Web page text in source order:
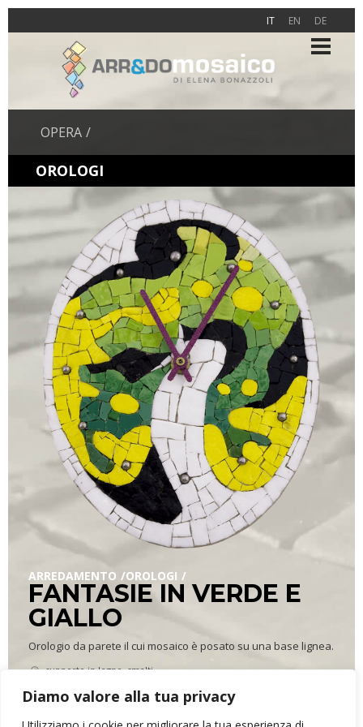
Diamo valore alla tua privacy
IT EN DE
OPERA
OROLOGI
ARREDAMENTO OROLOGI
FANTASIE IN VERDE E
GIALLO
Orologio da parete il cui mosaico è posato su una base lignea.
supporto in legno, smalti
19,5 x 24,5 cm, profondità 3,5 cm